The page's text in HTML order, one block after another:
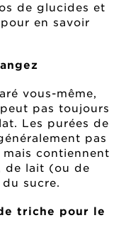
de glucides et
en savoir
vous-même,
pas toujours
Les purées de
pas
contiennent
de lait (ou de
sucre.
triche pour le